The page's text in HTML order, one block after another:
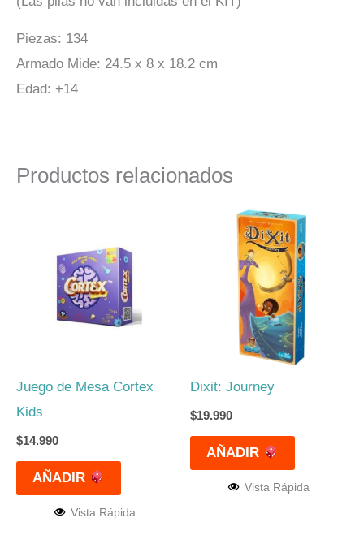
Piezas: 134
Armado Mide: 24.5 x 8 x 18.2 cm
Edad: +14
Productos relacionados
Juego de Mesa Cortex
Kids
$14.990
AÑADIR
Vista Rápida
Dixit: Journey
$19.990
AÑADIR
Vista Rápida